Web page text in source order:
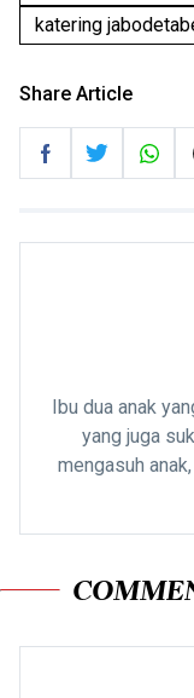
katering
Share Article
Ibu dua anak
yang juga
mengasuh